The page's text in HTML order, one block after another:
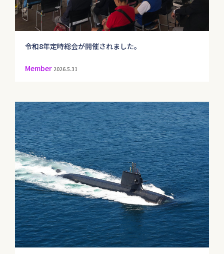
令和8年定時総会が開催されました。
Member 2026.5.31